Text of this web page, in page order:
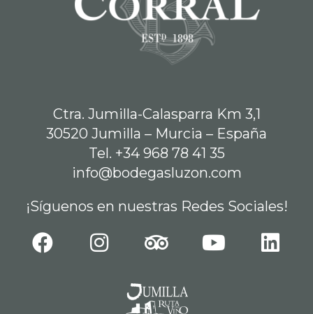
Ctra. Jumilla-Calasparra Km 3,1
30520 Jumilla – Murcia – España
Tel. +34 968 78 41 35
info@bodegasluzon.com
¡Síguenos en nuestras Redes Sociales!